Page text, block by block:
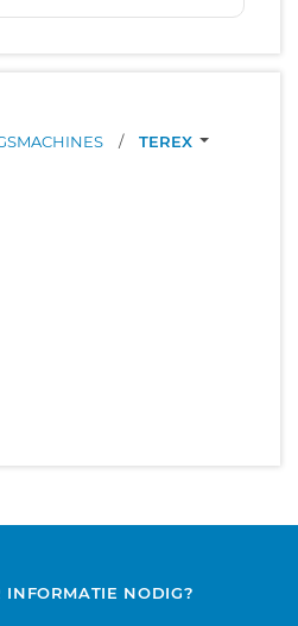
/ TEREX
INFORMATIE NODIG?